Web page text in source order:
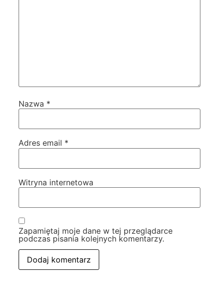
Nazwa *
Adres email *
Witryna internetowa
Zapamiętaj moje dane w tej przeglądarce
podczas pisania kolejnych komentarzy.